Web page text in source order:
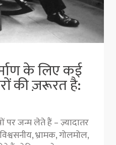
के लिए कई
की ज़रूरत है:
पर जन्म लेते हैं – ज़्यादातर
भ्रामक, गोलमोल,